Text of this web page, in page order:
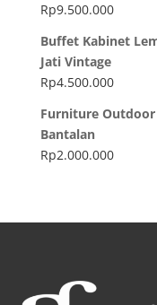
Rp9.500.000
Buffet Kabinet
Jati Vintage
Rp4.500.000
Furniture
Bantalan
Rp2.000.000